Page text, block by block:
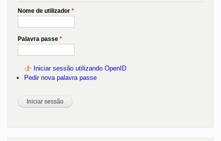
Nome de utilizador *
Palavra passe *
Iniciar sessão utilizando OpenID
Pedir nova palavra passe